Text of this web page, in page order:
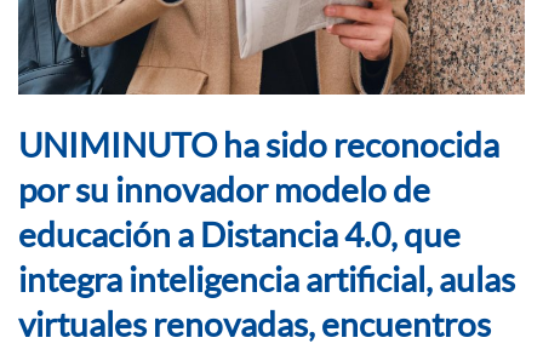
UNIMINUTO ha sido reconocida
por su innovador modelo de
educación a Distancia 4.0, que
integra inteligencia artificial, aulas
virtuales renovadas, encuentros